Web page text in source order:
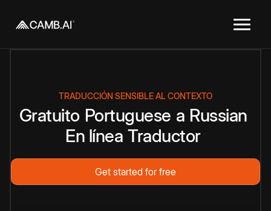
TRADUCCIÓN SENSIBLE AL CONTEXTO
Gratuito Portuguese a Russian
En línea Traductor
Get started for free